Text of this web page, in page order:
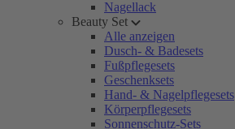
Nagellack
Beauty Set
Alle anzeigen
Dusch- & Badesets
Fußpflegesets
Geschenksets
Hand- & Nagelpflegesets
Körperpflegesets
Sonnenschutz-Sets